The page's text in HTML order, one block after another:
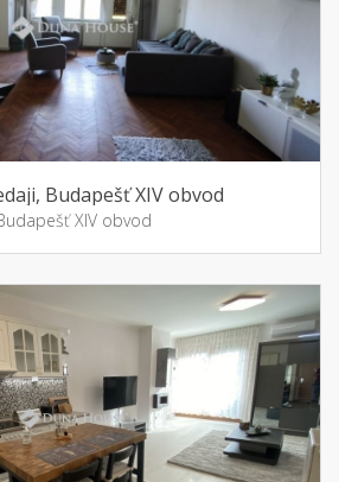
Budapešť XIV obvod
XIV obvod